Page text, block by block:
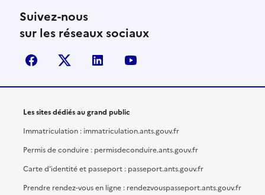
Suivez-nous
sur les réseaux sociaux
facebook X (anciennement Twitter)
linkedin
Les sites dédiés au grand public
Immatriculation : immatriculation.ants.gouv.fr
Permis de conduire : permisdeconduire.ants.gouv.fr
Carte d'identité et passeport : passeport.ants.gouv.fr
Prendre rendez-vous en ligne : rendezvouspasseport.ants.gouv.fr